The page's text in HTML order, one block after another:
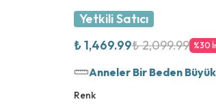
Yetkili Satıcı
₺ 1,469.99₺ 2,099.99 %30
Anneler Bir Beden
Renk